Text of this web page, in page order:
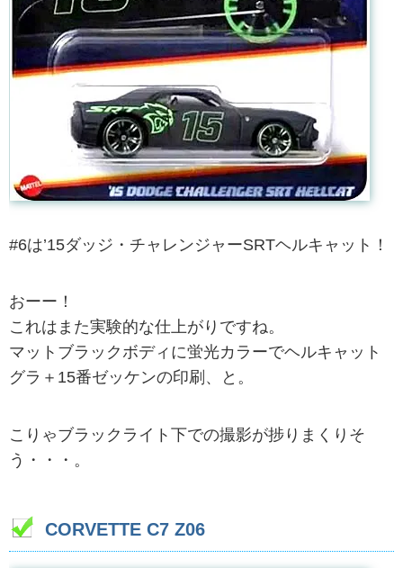
#6は’15ダッジ・チャレンジャーSRTヘルキャット！
おーー！
これはまた実験的な仕上がりですね。
マットブラックボディに蛍光カラーでヘルキャット
グラ＋15番ゼッケンの印刷、と。
こりゃブラックライト下での撮影が捗りまくりそ
う・・・。
CORVETTE C7 Z06